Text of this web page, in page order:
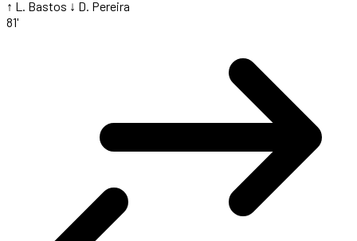
↑ L. Bastos ↓ D. Pereira
81'